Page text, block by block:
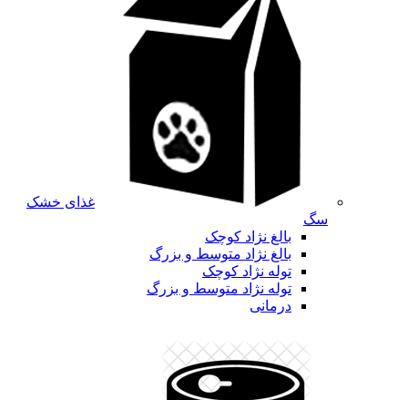
غذای خشک
سگ
بالغ نژاد کوچک
بالغ نژاد متوسط و بزرگ
توله نژاد کوچک
توله نژاد متوسط و بزرگ
درمانی